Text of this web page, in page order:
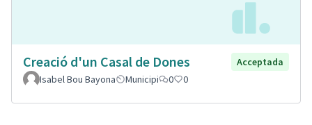
Creació d'un Casal de Dones
Acceptada
Isabel Bou Bayona
Municipi 0 0